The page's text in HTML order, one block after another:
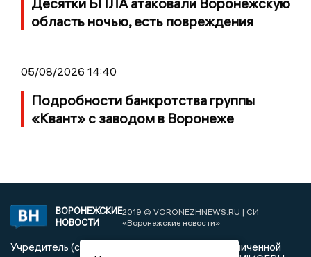
область ночью, есть повреждения
05/08/2026 14:40
Подробности банкротства группы
«Квант» с заводом в Воронеже
ВОРОНЕЖСКИЕ
НОВОСТИ
2019 © VORONEZHNEWS.RU | СИ
«Воронежские новости»
Учредитель (соучредители): Общество с ограниченной